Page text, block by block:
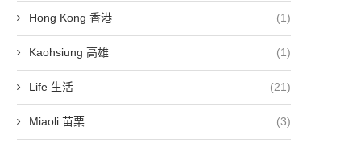
Hong Kong 香港 (1)
Kaohsiung 高雄 (1)
Life 生活 (21)
Miaoli 苗栗 (3)